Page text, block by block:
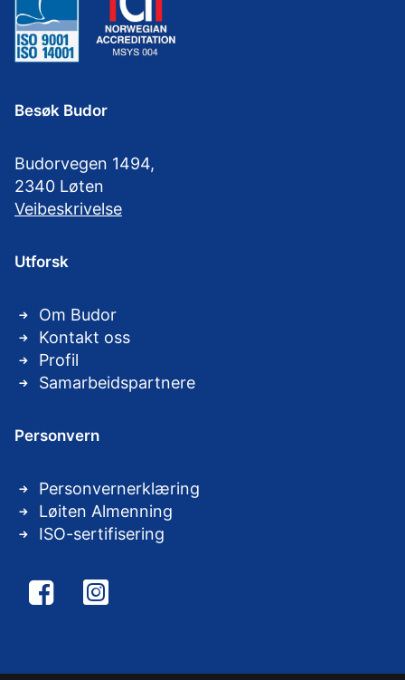
Besøk Budor
Budorvegen 1494,
2340 Løten
Veibeskrivelse
Utforsk
Om Budor
Kontakt oss
Profil
Samarbeidspartnere
Personvern
Personvernerklæring
Løiten Almenning
ISO-sertifisering